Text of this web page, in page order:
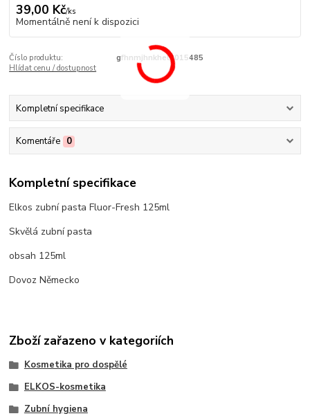
39,00 Kč/ks
Momentálně není k dispozici
Číslo produktu:
gfhnmjhnkhel2015485
Hlídat cenu / dostupnost
Kompletní specifikace
Komentáře 0
Kompletní specifikace
Elkos zubní pasta Fluor-Fresh 125ml
Skvělá zubní pasta
obsah 125ml
Dovoz Německo
Zboží zařazeno v kategoriích
Kosmetika pro dospělé
ELKOS-kosmetika
Zubní hygiena